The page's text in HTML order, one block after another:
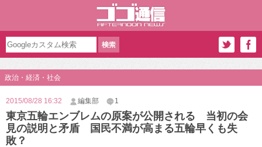
政治・経済・社会
2015/08/28 16:32 編集部 1
東京五輪エンブレムの原案が公開される 当初の会
見の説明と矛盾 国民不満が高まる五輪早くも失
敗？